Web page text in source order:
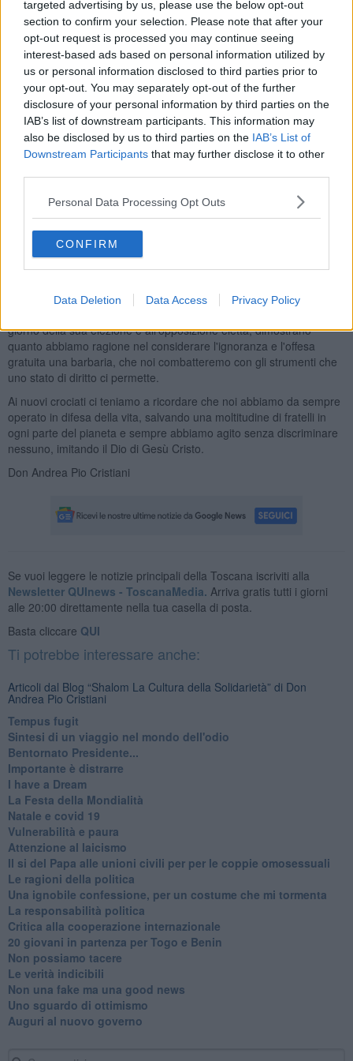
targeted advertising by us, please use the below opt-out
section to confirm your selection. Please note that after your
opt-out request is processed you may continue seeing
interest-based ads based on personal information utilized by
us or personal information disclosed to third parties prior to
your opt-out. You may separately opt-out of the further
disclosure of your personal information by third parties on the
IAB’s list of downstream participants. This information may
also be disclosed by us to third parties on the IAB’s List of
Downstream Participants that may further disclose it to other
Personal Data Processing Opt Outs
CONFIRM
Data Deletion Data Access Privacy Policy
- Il principio della solidarietà come stile di vita per tutti i cittadini e
regola per tutte le amministrazioni.
- La cura degli indifesi, dei poveri, dei malati e dei migranti che
dovrebbero avere la priorità nella politica.
- Il bene comune universale che spinge ad uno sguardo fuori dai
propri confini e si preoccupa della giustizia sociale, di cooperare
per lo sviluppo dei popoli, impoveriti dallo sfruttamento dei potenti e
dalle multinazionali, costretti a migrare rischiando la vita.
- l'impegno per la pace, come stile di vita che dovrebbe essere il
primo principio dell'educazione scolastica
In quarantacinque anni di impegno per la difesa dei diritti umani e
della libertà abbiamo camminato su questi binari sollecitando e
collaborando con le Istituzioni democratiche.
Crediamo anche che la politica non si possa improvvisare e che
sempre di più abbiamo bisogno di persone capaci e culturalmente
giorno della sua elezione e all'opposizione eletta, dimostrano
quanto abbiamo ragione nel considerare l'ignoranza e l'offesa
gratuita una barbaria, che noi combatteremo con gli strumenti che
uno stato di diritto ci permette.
Ai nuovi crociati ci teniamo a ricordare che noi abbiamo da sempre
operato in difesa della vita, salvando una moltitudine di fratelli in
ogni parte del pianeta e sempre abbiamo agito senza discriminare
nessuno, imitando il Dio di Gesù Cristo.
Don Andrea Pio Cristiani
Se vuoi leggere le notizie principali della Toscana iscriviti alla
Newsletter QUInews - ToscanaMedia. Arriva gratis tutti i giorni
alle 20:00 direttamente nella tua casella di posta.
Basta cliccare QUI
Ti potrebbe interessare anche:
Articoli dal Blog “Shalom La Cultura della Solidarietà” di Don
Andrea Pio Cristiani
​Tempus fugit
​Sintesi di un viaggio nel mondo dell'odio
Bentornato Presidente...
Importante è distrarre
​I have a Dream
La Festa della Mondialità
Natale e covid 19
Vulnerabilità e paura
Attenzione al laicismo
Il si del Papa alle unioni civili per per le coppie omosessuali
Le ragioni della politica
​Una ignobile confessione, per un costume che mi tormenta
La responsabilità politica
Critica alla cooperazione internazionale
20 giovani in partenza per Togo e Benin
​Non possiamo tacere
​Le verità indicibili
Non una fake ma una good news
Uno sguardo di ottimismo
Auguri al nuovo governo